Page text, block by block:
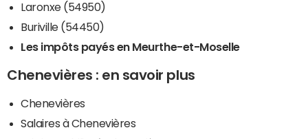
Laronxe (54950)
Buriville (54450)
Les impôts payés en Meurthe-et-Moselle
Chenevières : en savoir plus
Chenevières
Salaires à Chenevières